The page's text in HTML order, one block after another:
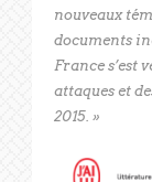
nouveaux
documents
France s’est
attaques et
2015. »